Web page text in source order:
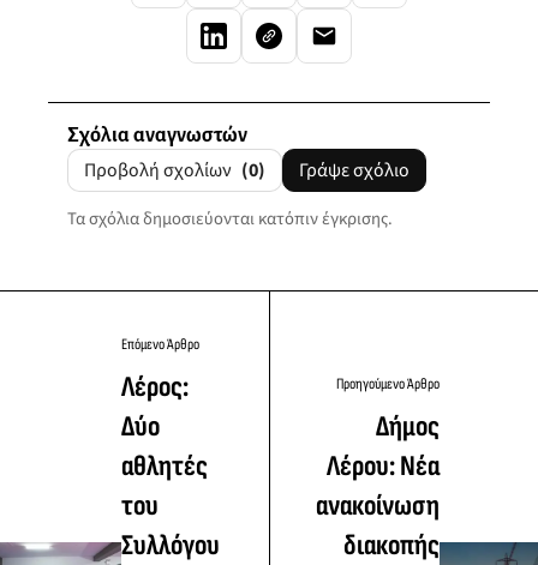
Σχόλια αναγνωστών
Προβολή σχολίων (0) Γράψε σχόλιο
Τα σχόλια δημοσιεύονται κατόπιν έγκρισης.
Επόμενο Άρθρο
Λέρος:
Δύο
αθλητές
του
Συλλόγου
Προηγούμενο Άρθρο
Δήμος
Λέρου: Νέα
ανακοίνωση
διακοπής